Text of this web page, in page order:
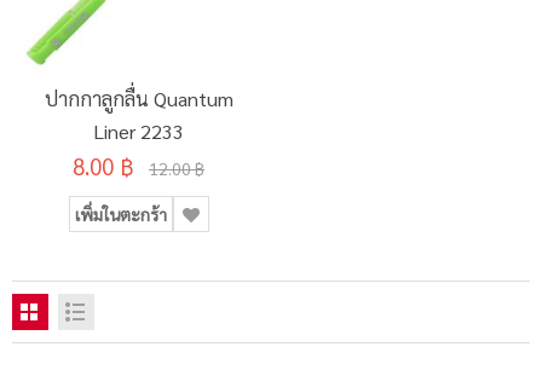
ปากกาลูกลื่น Quantum
Liner 2233
8.00 ฿ 12.00 ฿
เพิ่มในตะกร้า